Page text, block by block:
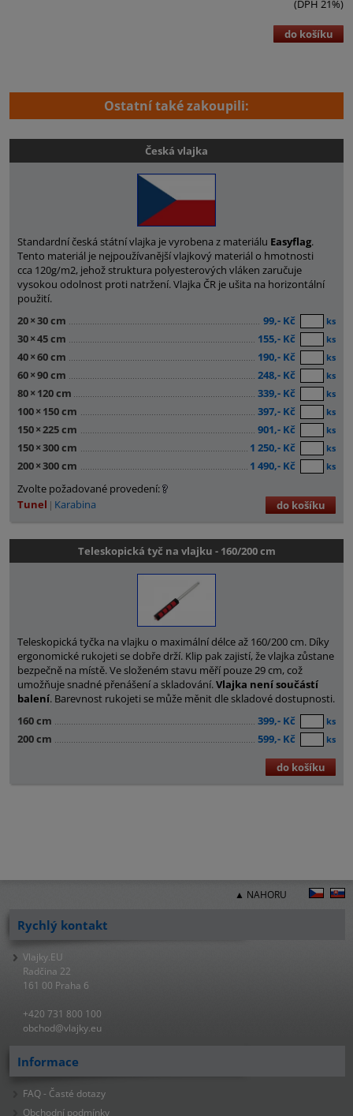
(DPH 21%)
do košíku
Ostatní také zakoupili:
Česká vlajka
Standardní česká státní vlajka je vyrobena z materiálu Easyflag.
Tento materiál je nejpoužívanější vlajkový materiál o hmotnosti
cca 120g/m2, jehož struktura polyesterových vláken zaručuje
vysokou odolnost proti natržení. Vlajka ČR je ušita na horizontální
použití.
20×30 cm 99,- Kč ks
30×45 cm 155,- Kč ks
40×60 cm 190,- Kč ks
60×90 cm 248,- Kč ks
80× 120 cm 339,- Kč ks
100× 150 cm 397,- Kč ks
150×225 cm 901,- Kč ks
150×300 cm 1 250,- Kč ks
200×300 cm 1 490,- Kč ks
Zvolte požadované provedení:
Tunel
Karabina do košíku
Teleskopická tyč na vlajku - 160/200 cm
Teleskopická tyčka na vlajku o maximální délce až 160/200 cm. Díky
ergonomické rukojeti se dobře drží. Klip pak zajistí, že vlajka zůstane
bezpečně na místě. Ve složeném stavu měří pouze 29 cm, což
umožňuje snadné přenášení a skladování.Vlajka není součástí
balení. Barevnost rukojeti se může měnit dle skladové dostupnosti.
160 cm
399,- Kč ks
200 cm 599,- Kč ks
do košíku
▲ NAHORU
Rychlý kontakt
Vlajky.EU
Radčina 22
161 00 Praha 6
+420 731 800 100
obchod@vlajky.eu
Informace
FAQ - Časté dotazy
Obchodní podmínky